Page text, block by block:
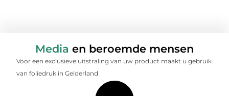
Media en beroemde mensen
Voor een exclusieve uitstraling van uw product maakt u gebruik
van foliedruk in Gelderland